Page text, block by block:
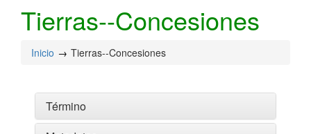
Tierras--Concesiones
Inicio Tierras--Concesiones
Término